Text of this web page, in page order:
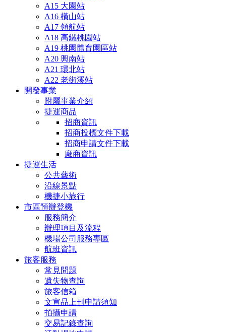
A15 大園站
A16 橫山站
A17 領航站
A18 高鐵桃園站
A19 桃園體育園區站
A20 興南站
A21 環北站
A22 老街溪站
開發事業
附屬事業介紹
捷運商品
招商資訊
招商投標文件下載
招商申請文件下載
廠商資訊
捷運生活
公共藝術
沿線景點
機捷小旅行
市區預辦登機
服務簡介
辦理項目及流程
機場公司服務專區
航班資訊
旅客服務
常見問題
遺失物查詢
旅客信箱
文宣品上刊申請須知
拍攝申請
交易記錄查詢